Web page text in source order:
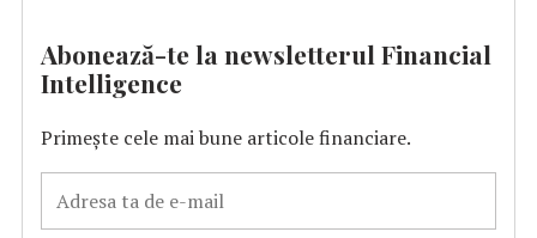
Abonează-te la newsletterul Financial
Intelligence
Primește cele mai bune articole financiare.